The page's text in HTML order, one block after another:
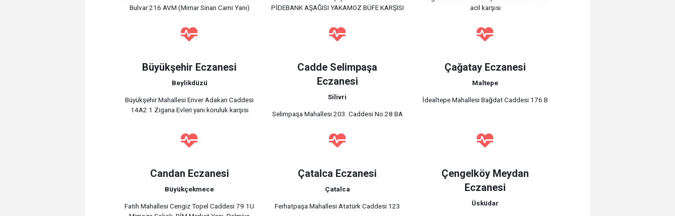
Bulvar 216 AVM (Mimar Sinan Cami Yanı)
PİDEBANK AŞAĞISI YAKAMOZ BÜFE KARŞISI
acil karşısı
Büyükşehir Eczanesi
Beylikdüzü
Büyükşehir Mahallesi Enver Adakan Caddesi
14A2 1 Zigana Evleri yanı koruluk karşısı
Cadde Selimpaşa
Eczanesi
Silivri
Selimpaşa Mahallesi 203. Caddesi No:28 BA
Çağatay Eczanesi
Maltepe
İdealtepe Mahallesi Bağdat Caddesi 176 B
Candan Eczanesi
Büyükçekmece
Fatih Mahallesi Cengiz Topel Caddesi 79 1U
Çatalca Eczanesi
Çatalca
Ferhatpaşa Mahallesi Atatürk Caddesi 123
Çengelköy Meydan
Eczanesi
Üsküdar